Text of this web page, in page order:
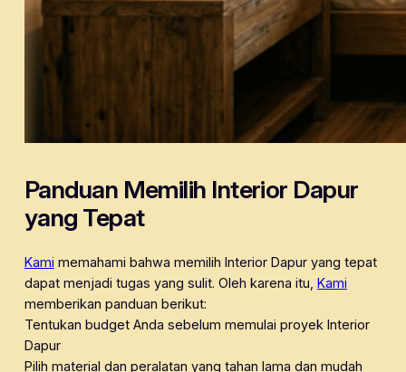
Panduan Memilih Interior Dapur
yang Tepat
Kami memahami bahwa memilih Interior Dapur yang tepat
dapat menjadi tugas yang sulit. Oleh karena itu, Kami
memberikan panduan berikut:
Tentukan budget Anda sebelum memulai proyek Interior
Dapur
Pilih material dan peralatan yang tahan lama dan mudah